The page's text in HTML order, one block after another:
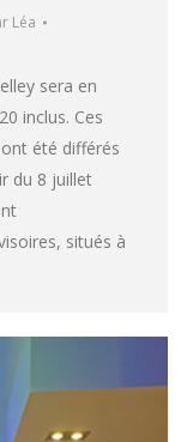
Léa
sera en
inclus. Ces
été différés
du 8 juillet
situés à